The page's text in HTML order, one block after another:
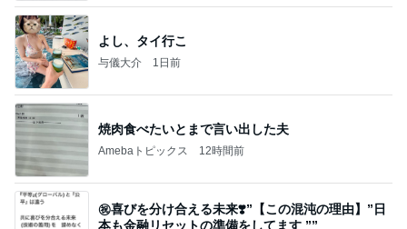
よし、タイ行こ
与儀大介 1日前
焼肉食べたいとまで言い出した夫
Amebaトピックス 12時間前
㊗️喜びを分け合える未来❣️”【この混沌の理由】”⽇
本も⾦融リセットの準備をしてます ””